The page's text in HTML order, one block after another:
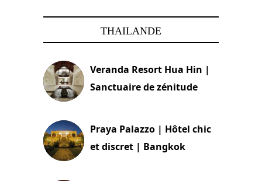
THAILANDE
Veranda Resort Hua Hin |
Sanctuaire de zénitude
Praya Palazzo | Hôtel chic
et discret | Bangkok